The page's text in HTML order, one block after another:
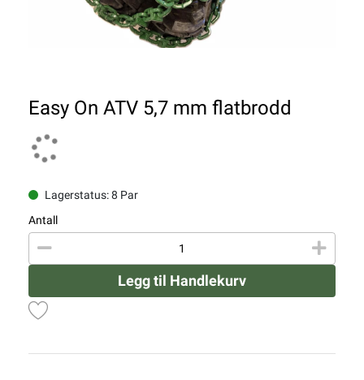
Easy On ATV 5,7 mm flatbrodd
Lagerstatus: 8 Par
Antall
Legg til Handlekurv